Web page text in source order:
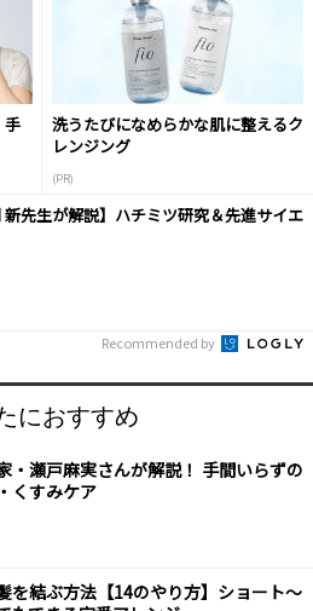
手
洗うたびになめらかな肌に整えるク
レンジング
(PR)
新先生が解説】ハチミツ研究＆先進サイエ
Recommended by
におすすめ
・瀬戸麻実さんが解説！ 手間いらずの
くすみケア
を結ぶ方法【14のやり方】ショート～